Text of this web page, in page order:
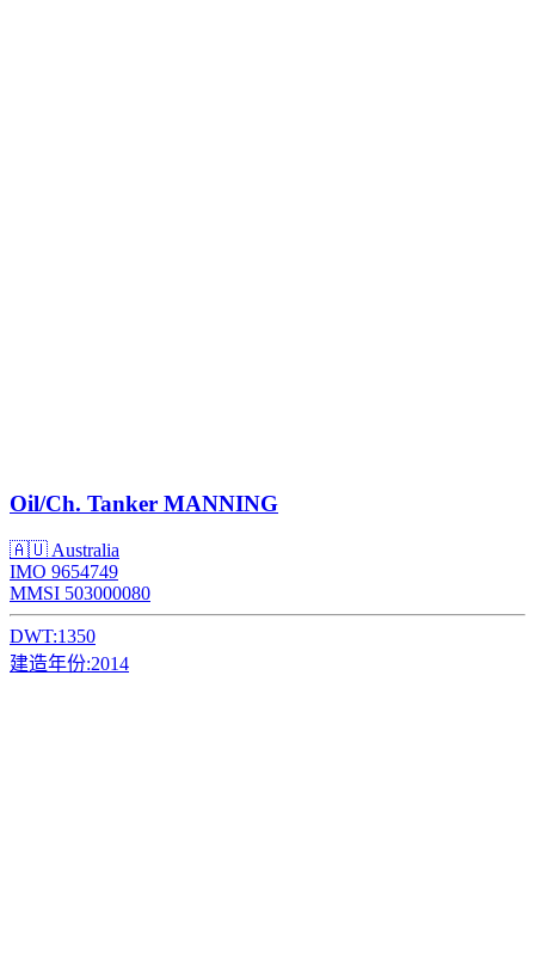
Oil/Ch. Tanker MANNING
🇦🇺 Australia
IMO 9654749
MMSI 503000080
DWT:1350
建造年份:2014